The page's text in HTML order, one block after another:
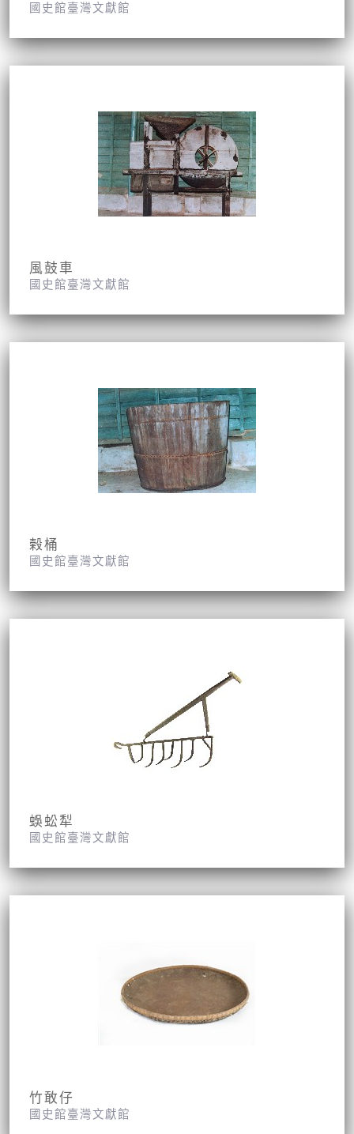
國史館臺灣文獻館
風鼓車
國史館臺灣文獻館
榖桶
國史館臺灣文獻館
蜈蚣犁
國史館臺灣文獻館
竹敢仔
國史館臺灣文獻館